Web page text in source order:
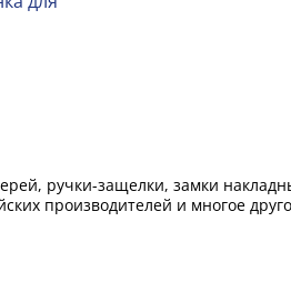
ручки-защелки, замки
производителей и многое